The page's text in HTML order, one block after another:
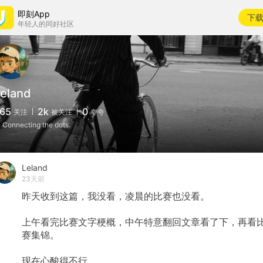
即刻App
年轻人的同好社区
下载
关注 2k 被关注 0 夸夸
Connecting the dots.
Leland
23天前
昨天收到这篇，我没看，凌晨的比赛也没看。
上午看完比赛文字梗概，中午特意翻回文章看了下，再看
赛集锦。
现在心酸得不行。